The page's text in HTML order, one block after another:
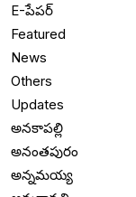
E-పేపర్
Featured
News
Others
Updates
అనకాపల్లి
అనంతపురం
అన్నమయ్య